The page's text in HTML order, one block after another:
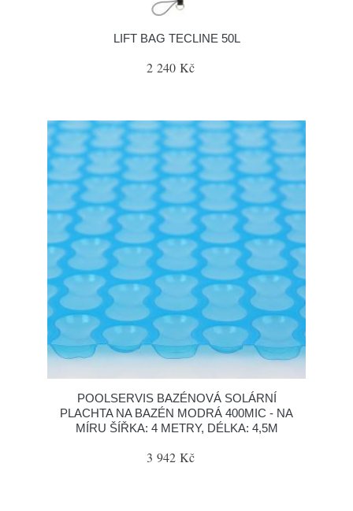
LIFT BAG TECLINE 50L
2 240 Kč
POOLSERVIS BAZÉNOVÁ SOLÁRNÍ
PLACHTA NA BAZÉN MODRÁ 400MIC - NA
MÍRU ŠÍŘKA: 4 METRY, DÉLKA: 4,5M
3 942 Kč